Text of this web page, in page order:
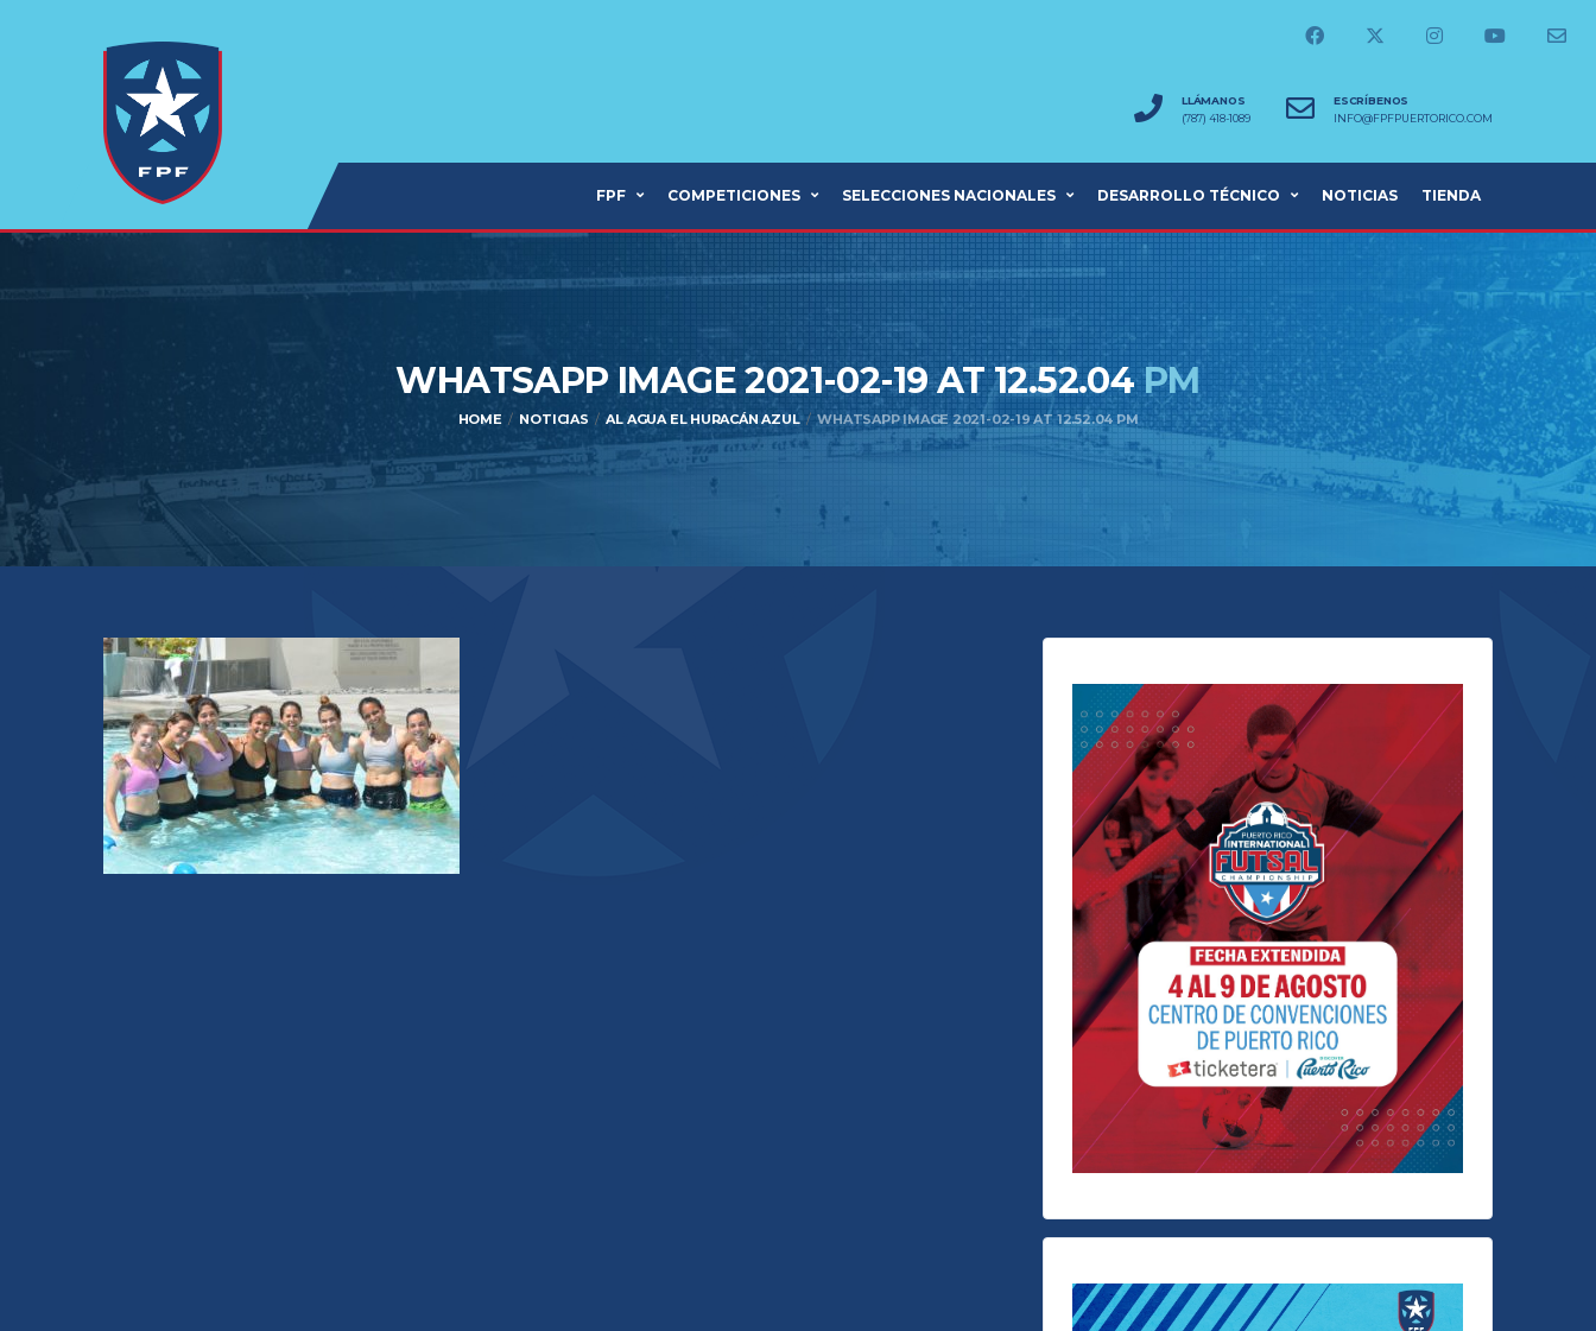
LLÁMANOS
(787) 418-1089
ESCRÍBENOS
INFO@FPFPUERTORICO.COM
FPF COMPETICIONES SELECCIONES NACIONALES DESARROLLO TÉCNICO NOTICIAS TIENDA
WHATSAPP IMAGE 2021-02-19 AT 12.52.04PM
HOME NOTICIAS AL AGUA EL HURACÁN AZUL WHATSAPP IMAGE 2021-02-19 AT 12.52.04 PM